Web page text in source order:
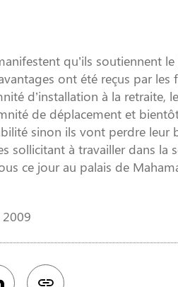
qu’ils soutiennent
ont été reçus par les
d’installation à la retraite,
de déplacement et
sinon ils vont perdre leur
à travailler dans la
ce jour au palais de